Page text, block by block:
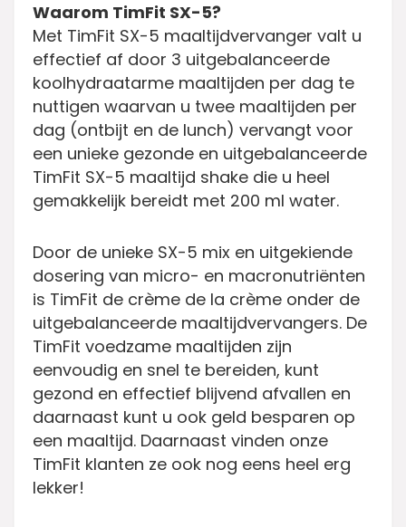
Waarom TimFit SX-5?
Met TimFit SX-5 maaltijdvervanger valt u
effectief af door 3 uitgebalanceerde
koolhydraatarme maaltijden per dag te
nuttigen waarvan u twee maaltijden per
dag (ontbijt en de lunch) vervangt voor
een unieke gezonde en uitgebalanceerde
TimFit SX-5 maaltijd shake die u heel
gemakkelijk bereidt met 200 ml water.
Door de unieke SX-5 mix en uitgekiende
dosering van micro- en macronutriënten
is TimFit de crème de la crème onder de
uitgebalanceerde maaltijdvervangers. De
TimFit voedzame maaltijden zijn
eenvoudig en snel te bereiden, kunt
gezond en effectief blijvend afvallen en
daarnaast kunt u ook geld besparen op
een maaltijd. Daarnaast vinden onze
TimFit klanten ze ook nog eens heel erg
lekker!